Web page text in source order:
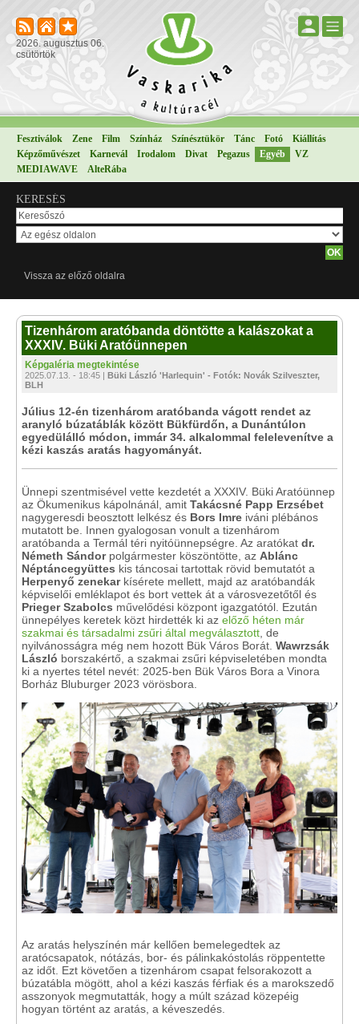
2026. augusztus 06.
csütörtök
Fesztiválok Zene Film Színház Színésztükör Tánc Fotó
Kiállítás
Képzőművészet
Karnevál Irodalom Divat Pegazus Egyéb
VZ
MEDIAWAVE
AlteRába
KERESÉS
Vissza az előző oldalra
Tizenhárom aratóbanda döntötte a kalászokat a
XXXIV. Büki Aratóünnepen
Képgaléria megtekintése
2025.07.13. - 18:45 | Büki László 'Harlequin' - Fotók: Novák Szilveszter,
BLH
Július 12-én tizenhárom aratóbanda vágott rendet az
aranyló búzatáblák között Bükfürdőn, a Dunántúlon
egyedülálló módon, immár 34. alkalommal felelevenítve a
kézi kaszás aratás hagyományát.
Ünnepi szentmisével vette kezdetét a XXXIV. Büki Aratóünnep
az Ökumenikus kápolnánál, amit Takácsné Papp Erzsébet
nagygeresdi beosztott lelkész és Bors Imre iváni plébános
mutatott be. Innen gyalogosan vonult a tizenhárom
aratóbanda a Termál téri nyitóünnepségre. Az aratókat dr.
Németh Sándor polgármester köszöntötte, az Ablánc
Néptáncegyüttes kis táncosai tartottak rövid bemutatót a
Herpenyő zenekarkísérete mellett, majd az aratóbandák
képviselői emléklapot és bort vettek át a városvezetőtől és
Prieger Szabolcs művelődési központ igazgatótól. Ezután
ünnepélyes keretek közt hirdették ki az előző héten már
szakmai és társadalmi zsűri által megválasztott , de
nyilvánosságra még nem hozott Bük Város Borát. Wawrzsák
László borszakértő, a szakmai zsűri képviseletében mondta
ki a nyertes tétel nevét: 2025-ben Bük Város Bora a Vinora
Borház Bluburger 2023 vörösbora.
Az aratás helyszínén már kellően bemelegedtek az
aratócsapatok, nótázás, bor- és pálinkakóstolás röppentette
az időt. Ezt követően a tizenhárom csapat felsorakozott a
búzatábla mögött, ahol a kézi kaszás férfiak és a marokszedő
asszonyok megmutatták, hogy a múlt század közepéig
hogyan történt az aratás, a kéveszedés.